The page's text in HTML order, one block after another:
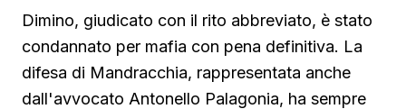
Dimino, giudicato con il rito abbreviato, è stato
condannato per mafia con pena definitiva. La
difesa di Mandracchia, rappresentata anche
dall'avvocato Antonello Palagonia, ha sempre